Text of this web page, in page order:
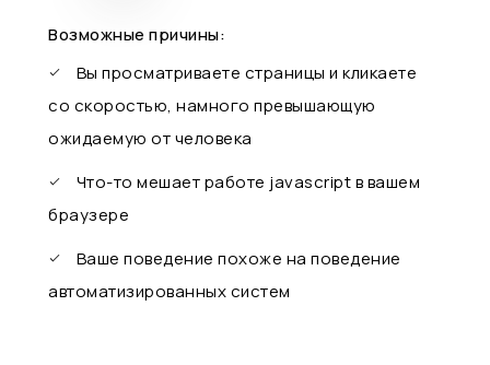
Возможные причины:
Вы просматриваете страницы и кликаете
со скоростью, намного превышающую
ожидаемую от человека
Что-то мешает работе javascript в вашем
браузере
Ваше поведение похоже на поведение
автоматизированных систем